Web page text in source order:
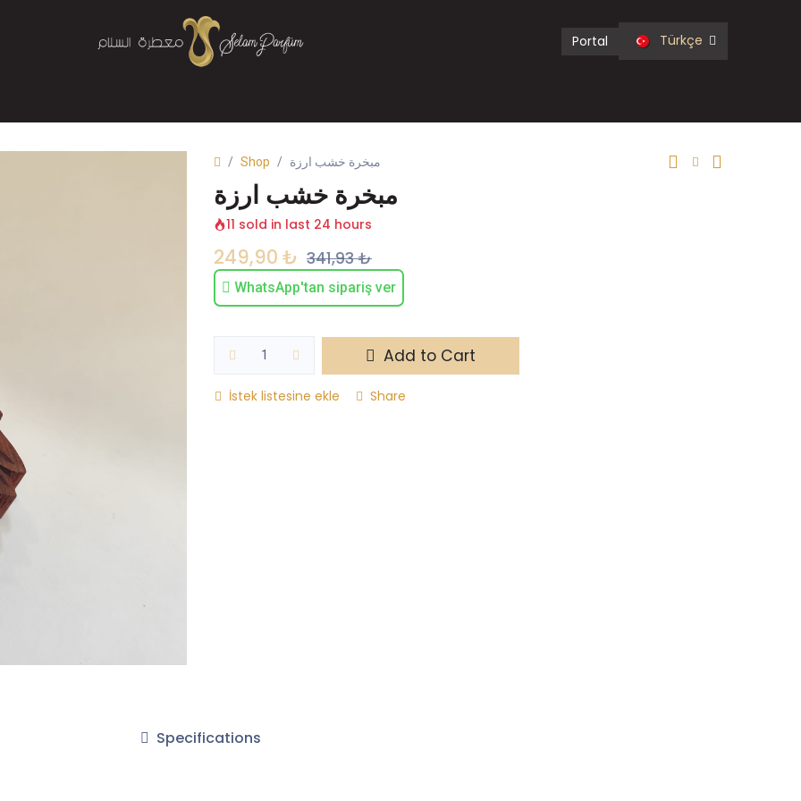
Portal Türkçe
Shop مبخرة خشب ارزة
مبخرة خشب ارزة
11 sold in last 24 hours
249,90 ₺ 341,93₺
WhatsApp'tan sipariş ver
Add to Cart
İstek listesine ekle Share
Specifications